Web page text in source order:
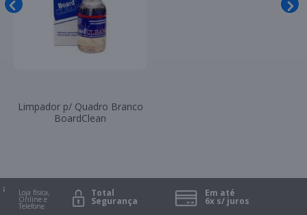
Limpador p/ Quadro Branco
BoardClean
Loja física,
Online e
Telefone
Total
Segurança
Em até
6x s/ juros